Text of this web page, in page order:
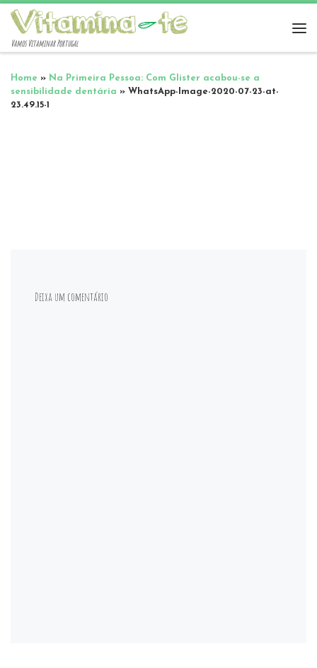
Vamos Vitaminar Portugal
Home » Na Primeira Pessoa: Com Glister acabou-se a
sensibilidade dentária » WhatsApp-Image-2020-07-23-at-
23.49.15-1
Deixa um comentário